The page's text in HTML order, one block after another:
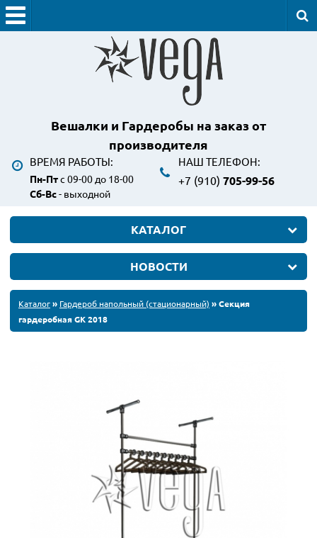
Вешалки и Гардеробы на заказ от
производителя
ВРЕМЯ РАБОТЫ:
Пн-Птс 09-00 до 18-00
Сб-Вс- выходной
НАШ ТЕЛЕФОН:
+7 (910) 705-99-56
КАТАЛОГ
НОВОСТИ
Каталог» Гардероб напольный (стационарный) » Секция
гардеробная GK 2018